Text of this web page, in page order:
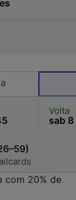
Volta
com 20% de